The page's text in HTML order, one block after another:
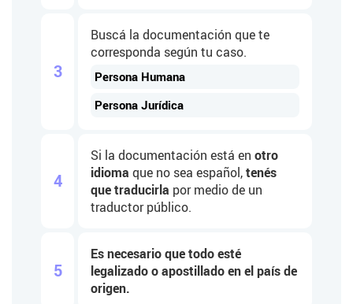
3
Buscá la documentación que te
corresponda según tu caso.
Persona Humana
Persona Jurídica
4
Si la documentación está en otro
idioma que no sea español,tenés
que traducirla por medio de un
traductor público.
5
Es necesario que todo esté
legalizado o apostillado en el país de
origen.